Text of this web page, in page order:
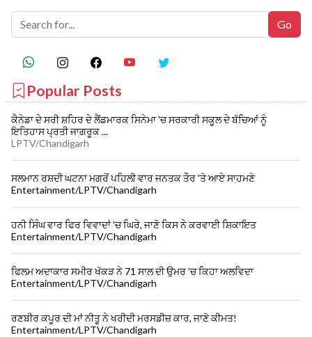
Popular Posts
ਕੈਨੇਡਾ ਦੇ ਸਰੀ ਸ਼ਹਿਰ ਦੇ ਲੈਂਡਮਾਰਕ ਸਿਨੇਮਾ 'ਚ ਸਰਕਾਰੀ ਸਕੂਲ ਦੇ ਬੱਚਿਆਂ ਨੂੰ
ਇਤਿਹਾਸ ਪ੍ਰਤੀ ਜਾਗਰੂਕ ...
LPTV/Chandigarh
ਸਲਮਾਨ ਰਸ਼ਦੀ ਘਟਨਾ ਮਗਰੋਂ ਪਹਿਲੀ ਵਾਰ ਜਨਤਕ ਤੌਰ 'ਤੇ ਆਏ ਸਾਹਮਣੇ
Entertainment/LPTV/Chandigarh
ਹਨੀ ਸਿੰਘ ਵਾਰ ਫਿਰ ਵਿਵਾਦਾਂ 'ਚ ਘਿਰੇ, ਜਾਣੋ ਕਿਸ ਨੇ ਕਰਵਾਈ ਸ਼ਿਕਾਇਤ
Entertainment/LPTV/Chandigarh
ਫਿਲਮ ਅਦਾਕਾਰ ਸਮੀਰ ਖੱਕੜ ਨੇ 71 ਸਾਲ ਦੀ ਉਮਰ 'ਚ ਕਿਹਾ ਅਲਵਿਦਾ
Entertainment/LPTV/Chandigarh
ਰਣਬੀਰ ਕਪੂਰ ਦੀ ਮਾਂ ਨੀਤੂ ਨੇ ਖਰੀਦੀ ਮਰਸਡੀਜ਼ ਕਾਰ, ਜਾਣੋ ਕੀਮਤ!
Entertainment/LPTV/Chandigarh